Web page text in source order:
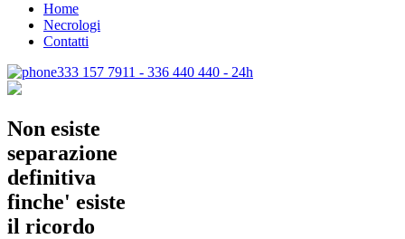
Home
Necrologi
Contatti
333 157 7911 - 336 440 440 - 24h
Non esiste
separazione
definitiva
finche' esiste
il ricordo